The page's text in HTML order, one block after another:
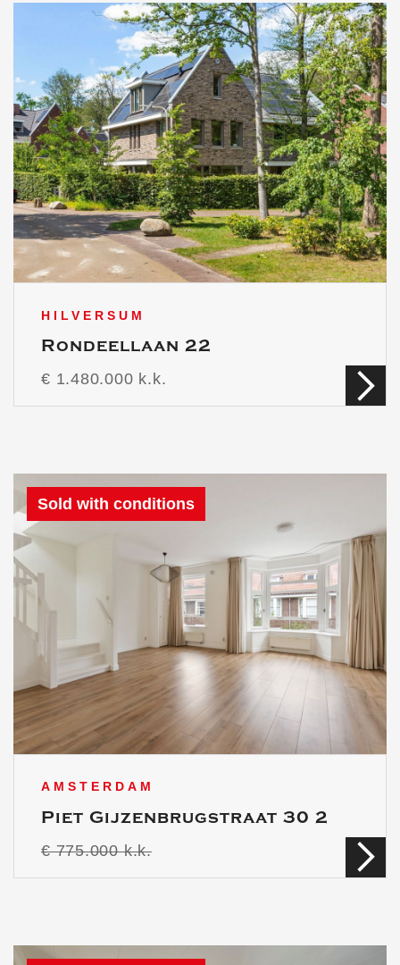
HILVERSUM
Rondeellaan 22
€ 1.480.000 k.k.
Sold with conditions
AMSTERDAM
Piet Gijzenbrugstraat 30 2
€ 775.000 k.k.